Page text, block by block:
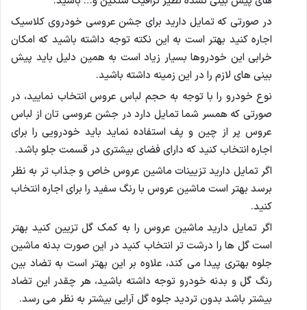
در صورتی که تمایل دارید برای جشن عروسی خودروی کلاسیک
اجاره کنید بهتر است به این نکته توجه داشته باشید که امکان
خرابی این خودروها بسیار زیاد است به همین دلیل باید پیش
بینی های لازم را در این زمینه داشته باشید.
نوع خودرو را با توجه به حجم لباس عروس انتخاب نمایید، در
صورتی که همسر شما تمایل دارد در جشن عروسی تان از لباس
عروس پر از چین و پف استفاده نماید باید خودرویی را برای
اجاره انتخاب کنید که دارای فضای بیشتری در قسمت جلو باشد.
اگر تمایل دارید تزیینات ماشین عروس خاص و جذاب تر به نظر
برسد بهتر است ماشین عروس با رنگ سفید را برای اجاره انتخاب
کنید.
اگر تمایل دارید ماشین عروس را به کمک گل تزیین کنید بهتر
است گل ها را درشت تر انتخاب کنید در این صورت بدنه ماشین
جلوه بهتری پیدا می کند، علاوه بر این بهتر است به تضاد بین
رنگ گل و بدنه خودرو توجه داشته باشید، هر چقدر این تضاد
بیشتر باشد بدون تردید جلوه گل آرایی بیشتر به نظر می رسد.